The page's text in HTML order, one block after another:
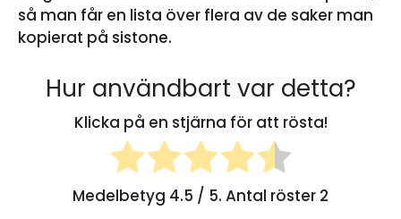
så man får en lista över flera av de saker man
kopierat på sistone.
Hur användbart var detta?
Klicka på en stjärna för att rösta!
Medelbetyg 4.5 / 5. Antal röster 2